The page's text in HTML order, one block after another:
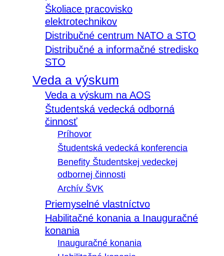
Školiace pracovisko
elektrotechnikov
Distribučné centrum NATO a STO
Distribučné a informačné stredisko
STO
Veda a výskum
Veda a výskum na AOS
Študentská vedecká odborná
činnosť
Príhovor
Študentská vedecká konferencia
Benefity Študentskej vedeckej
odbornej činnosti
Archív ŠVK
Priemyselné vlastníctvo
Habilitačné konania a Inauguračné
konania
Inauguračné konania